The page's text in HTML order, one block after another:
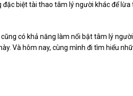
biệt tài thao tâm lý người khác để lừa
có khả năng làm nổi bật tâm lý
Và hôm nay, cùng mình đi tìm hiểu